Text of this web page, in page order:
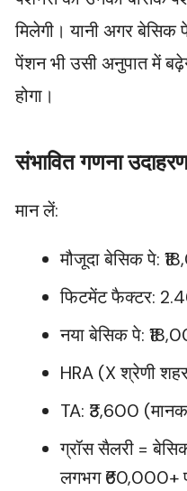
मिलेगी। यानी अगर बेसिक
पेंशन भी उसी अनुपात में
होगा।
संभावित गणना
मान लें:
मौजूदा बेसिक पे:
फिटमेंट फैक्टर:
नया बेसिक पे:
HRA (X श्रेणी
TA: ₹3,600
ग्रॉस सैलरी =
लगभग ₹60,000+